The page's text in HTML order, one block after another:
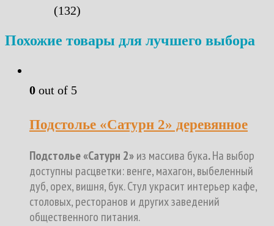
(132)
Похожие товары для лучшего выбора
0 out of 5
Подстолье «Сатурн 2» деревянное
Подстолье «Сатурн 2»из массива бука.На выбор
доступны расцветки: венге, махагон, выбеленный
дуб, орех, вишня, бук. Стул украсит интерьер кафе,
столовых, ресторанов и других заведений
общественного питания.